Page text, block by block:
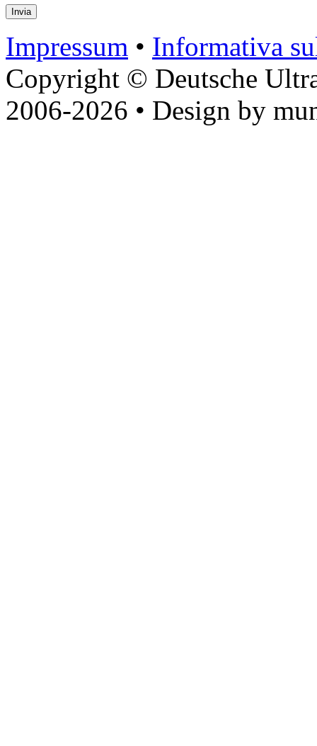
Impressum • Informativa
Copyright © Deutsche
2006-2026 • Design by